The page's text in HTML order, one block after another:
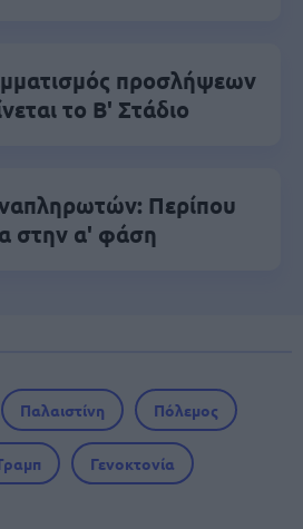
προσλήψεων
το Β' Στάδιο
Περίπου
στην α' φάση
Παλαιστίνη Πόλεμος
Γενοκτονία